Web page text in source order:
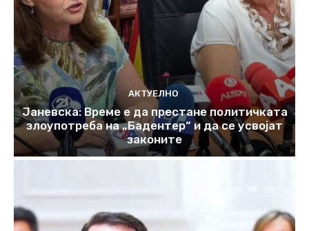
АКТУЕЛНО
Јаневска: Време е да престане политичката
злоупотреба на „Бадентер“ и да се усвојат
законите